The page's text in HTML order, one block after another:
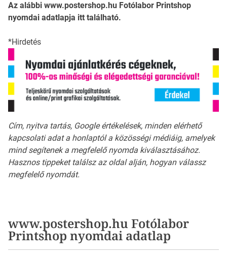
Az alábbi www.postershop.hu Fotólabor Printshop
nyomdai adatlapja itt található.
*Hirdetés
Cím, nyitva tartás, Google értékelések, minden elérhető
kapcsolati adat a honlaptól a közösségi médiáig, amelyek
mind segítenek a megfelelő nyomda kiválasztásához.
Hasznos tippeket találsz az oldal alján, hogyan válassz
megfelelő nyomdát.
www.postershop.hu Fotólabor
Printshop nyomdai adatlap